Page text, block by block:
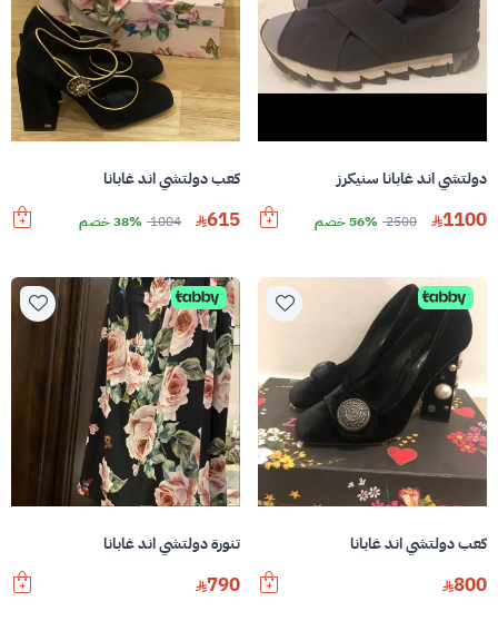
دولتشي اند غابانا سنيكرز
1100
2500 56% خصم
كعب دولتشي اند غابانا
615
1004 38% خصم
كعب دولتشي اند غابانا
800
تنورة دولتشي اند غابانا
790